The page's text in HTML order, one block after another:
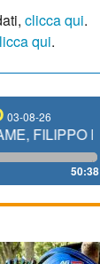
clicca qui.
qui.
03-08-26
FIORELLI
50:38